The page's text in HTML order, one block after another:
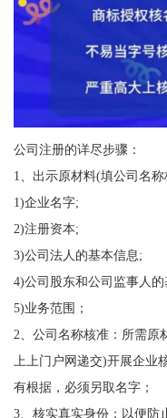
公司注册的详尽步骤：
1、出示原材料(填公司名称
1)企业名字;
2)注册资本;
3)公司法人的基本信息;
4)公司股东和公司监事人
5)业务范围；
2、公司名称核准：所需原
上上门户网递交)开展企业
有根据，必须另取名字；
3、核实真实身份：以便防